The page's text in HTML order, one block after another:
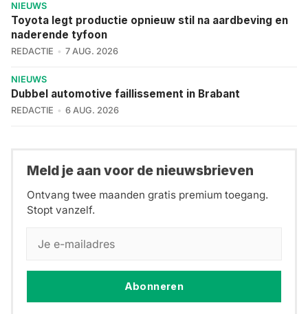
NIEUWS
Toyota legt productie opnieuw stil na aardbeving en
naderende tyfoon
REDACTIE 7 AUG. 2026
NIEUWS
Dubbel automotive faillissement in Brabant
REDACTIE 6 AUG. 2026
Meld je aan voor de nieuwsbrieven
Ontvang twee maanden gratis premium toegang.
Stopt vanzelf.
Abonneren